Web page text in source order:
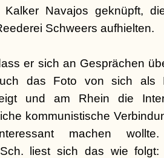
Kalker Navajos geknüpft,
Schweers aufhielten.
er sich an Gesprächen
das Foto von sich als
und am Rhein die
kommunistische
machen
Sch. liest sich das wie